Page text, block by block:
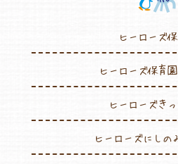
ヒーローズ
ヒーローズ保育園
ヒーローズき
ヒーローズにしの